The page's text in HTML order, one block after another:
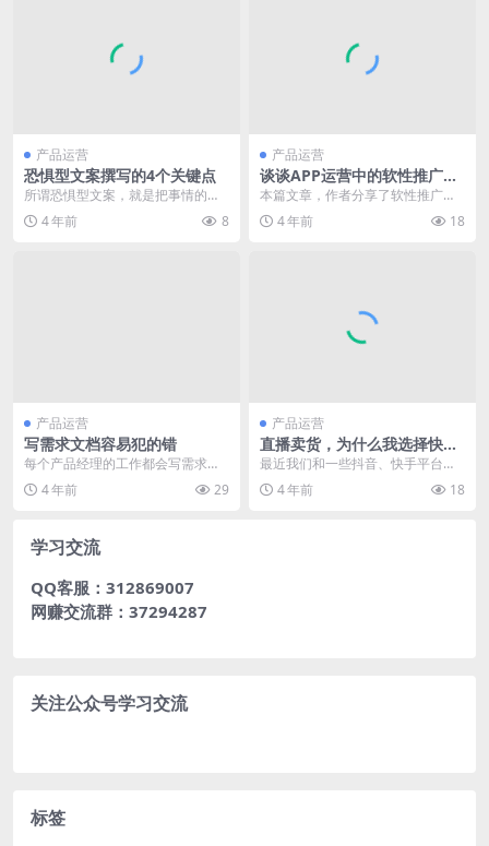
产品运营
恐惧型文案撰写的4个关键点
所谓恐惧型文案，就是把事情的负
面后果指出来，让读者感动害怕，
继而产生行动或者放弃...
4 年前 8
产品运营
谈谈APP运营中的软性推广
（2）
本篇文章，作者分享了软性推广的
渠道以及在实际推广中的一些心得
体会，希望能给做软性...
4 年前 18
产品运营
写需求文档容易犯的错
每个产品经理的工作都会写需求文
档，而对于需求文档的格式由于各
个公司要求不统一，实...
4 年前 29
产品运营
直播卖货，为什么我选择快手
而不是抖音平台？
最近我们和一些抖音、快手平台卖
货的团队聊，希望能与更多当事团
队、MCN、投资人、...
4 年前 18
学习交流
QQ客服：312869007
网赚交流群：37294287
关注公众号学习交流
标签